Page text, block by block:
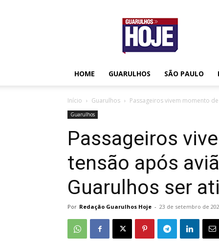
Guarulhos
Hoje
HOME GUARULHOS SÃO PAULO
Início Guarulhos Passageiros vivem momento
Guarulhos
Passageiros
tensão após
Guarulhos ser
Por Redação Guarulhos Hoje - 23 de setembro de